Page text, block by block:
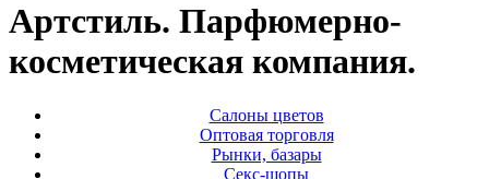
Артстиль. Парфюмерно-
косметическая компания.
Салоны цветов
Оптовая торговля
Рынки, базары
Секс-шопы